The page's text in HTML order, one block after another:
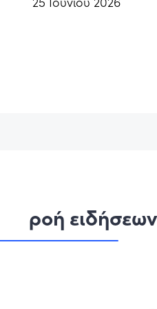
ροή ειδήσεων